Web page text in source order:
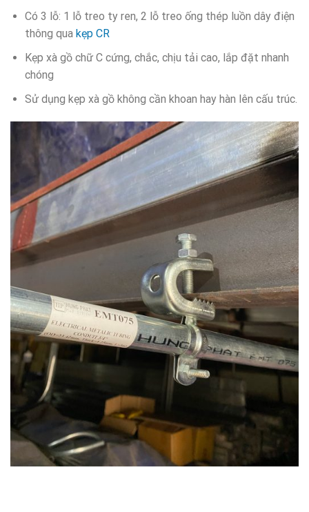
Có 3 lỗ: 1 lỗ treo ty ren, 2 lỗ treo ống thép luồn dây điện
thông quakẹp CR
Kẹp xà gồ chữ C cứng, chắc, chịu tải cao, lắp đặt nhanh
chóng
Sử dụng kẹp xà gồ không cần khoan hay hàn lên cấu trúc.